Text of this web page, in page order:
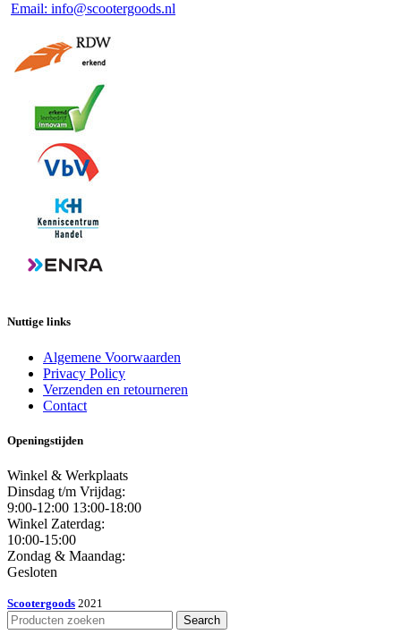
Email: info@scootergoods.nl
Nuttige links
Algemene Voorwaarden
Privacy Policy
Verzenden en retourneren
Contact
Openingstijden
Winkel & Werkplaats
Dinsdag t/m Vrijdag:
9:00-12:00 13:00-18:00
Winkel Zaterdag:
10:00-15:00
Zondag & Maandag:
Gesloten
Scootergoods 2021
Search